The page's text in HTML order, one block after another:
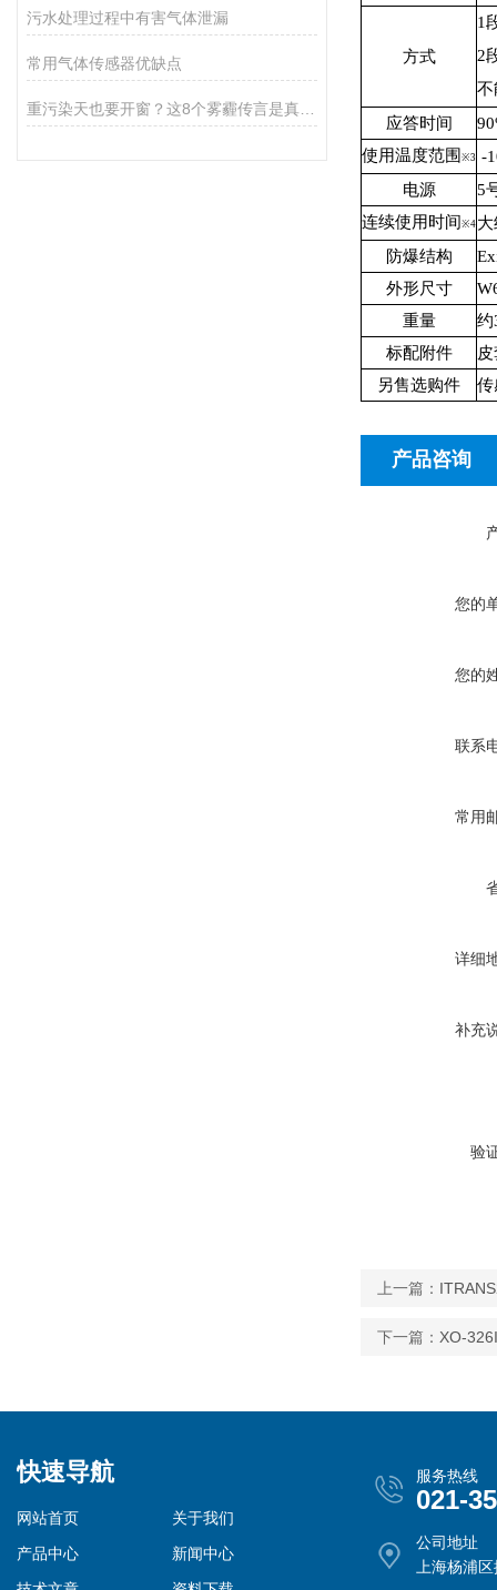
污水处理过程中有害气体泄漏
常用气体传感器优缺点 方式
1
2
不
应答时间
使用温度范围 ※3 -
电源
5
连续使用时间 ※4
防爆结构
外形尺寸
重量
约
标配附件
另售选购件
传
产品咨询
您的
您的
联系
常用
详细
补充
验
上一篇：
下一篇： XO-
快速导航
网站首页
关于我们
产品中心
新闻中心
服务热线
021-
公司地址
上海杨浦